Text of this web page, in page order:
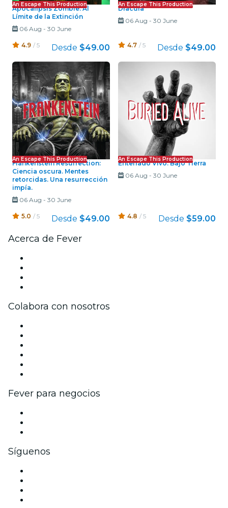
An Escape This Production
Apocalipsis Zombie: Al
Límite de la Extinción
06 Aug - 30 June
4.9 / 5 Desde $49.00
An Escape This Production
Dracula
06 Aug - 30 June
4.7 / 5 Desde $49.00
An Escape This Production
Frankenstein Resurrection:
Ciencia oscura. Mentes
retorcidas. Una resurrección
impía.
06 Aug - 30 June
5.0 / 5 Desde $49.00
An Escape This Production
Enterrado Vivo: Bajo Tierra
06 Aug - 30 June
4.8 / 5 Desde $59.00
Acerca de Fever
Colabora con nosotros
Fever para negocios
Síguenos